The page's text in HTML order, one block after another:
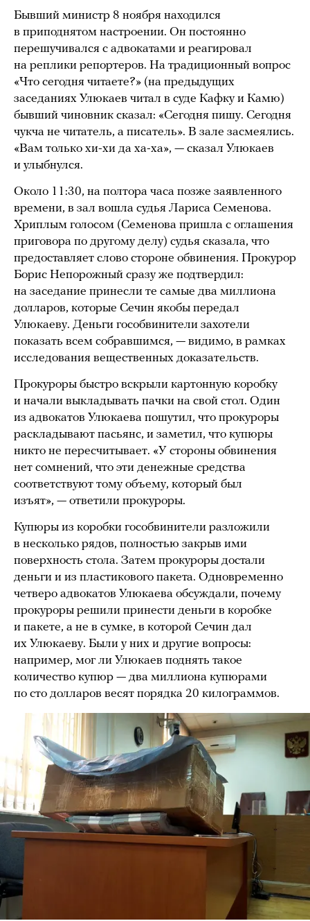
Бывший министр 8 ноября находился
в приподнятом настроении. Он постоянно
перешучивался с адвокатами и реагировал
на реплики репортеров. На традиционный вопрос
«Что сегодня читаете?» (на предыдущих
заседаниях Улюкаев читал в суде Кафку и Камю)
бывший чиновник сказал: «Сегодня пишу. Сегодня
чукча не читатель, а писатель». В зале засмеялись.
«Вам только хи-хи да ха-ха», — сказал Улюкаев
и улыбнулся.
Около 11:30, на полтора часа позже заявленного
времени, в зал вошла судья Лариса Семенова.
Хриплым голосом (Семенова пришла с оглашения
приговора по другому делу) судья сказала, что
предоставляет слово стороне обвинения. Прокурор
Борис Непорожный сразу же подтвердил:
на заседание принесли те самые два миллиона
долларов, которые Сечин якобы передал
Улюкаеву. Деньги гособвинители захотели
показать всем собравшимся, — видимо, в рамках
исследования вещественных доказательств.
Прокуроры быстро вскрыли картонную коробку
и начали выкладывать пачки на свой стол. Один
из адвокатов Улюкаева пошутил, что прокуроры
раскладывают пасьянс, и заметил, что купюры
никто не пересчитывает. «У стороны обвинения
нет сомнений, что эти денежные средства
соответствуют тому объему, который был
изъят», — ответили прокуроры.
Купюры из коробки гособвинители разложили
в несколько рядов, полностью закрыв ими
поверхность стола. Затем прокуроры достали
деньги и из пластикового пакета. Одновременно
четверо адвокатов Улюкаева обсуждали, почему
прокуроры решили принести деньги в коробке
и пакете, а не в сумке, в которой Сечин дал
их Улюкаеву. Были у них и другие вопросы:
например, мог ли Улюкаев поднять такое
количество купюр — два миллиона купюрами
по сто долларов весят порядка 20 килограммов.